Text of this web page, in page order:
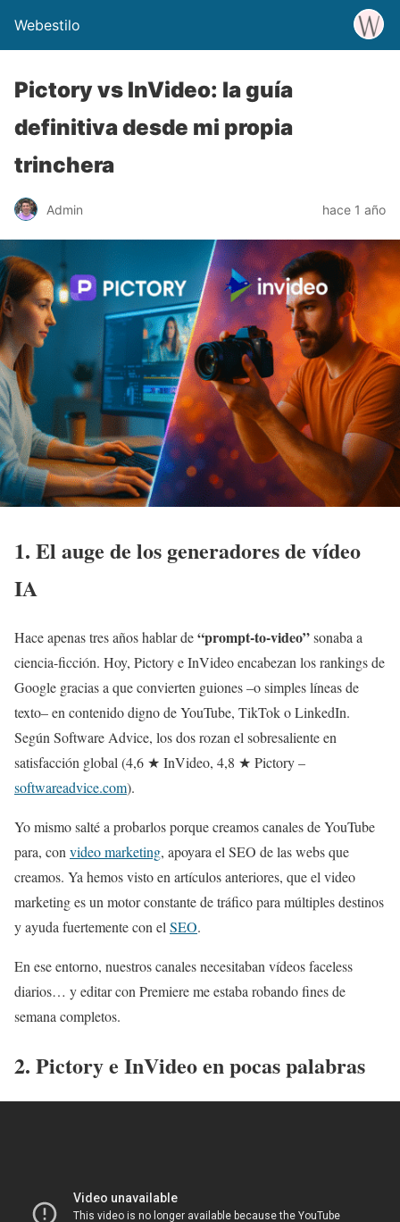
Webestilo
Pictory vs InVideo: la guía
definitiva desde mi propia
trinchera
Admin hace 1 año
1. El auge de los generadores de vídeo
IA
Hace apenas tres años hablar de“prompt-to-video”sonaba a
ciencia-ficción. Hoy, Pictory e InVideo encabezan los rankings de
Google gracias a que convierten guiones –o simples líneas de
texto– en contenido digno de YouTube, TikTok o LinkedIn.
Según Software Advice, los dos rozan el sobresaliente en
satisfacción global (4,6 ★ InVideo, 4,8 ★ Pictory –
softwareadvice.com).
Yo mismo salté a probarlos porque creamos canales de YouTube
para, con video marketing, apoyara el SEO de las webs que
creamos. Ya hemos visto en artículos anteriores, que el video
marketing es un motor constante de tráfico para múltiples destinos
y ayuda fuertemente con el SEO.
En ese entorno, nuestros canales necesitaban vídeos faceless
diarios… y editar con Premiere me estaba robando fines de
semana completos.
2. Pictory e InVideo en pocas palabras